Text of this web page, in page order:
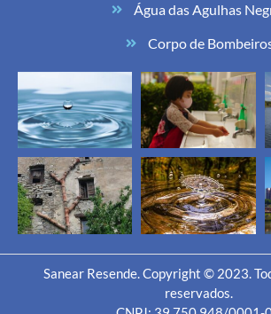
Água das Agulhas
Corpo de
Sanear Resende. Copyright © 2023.
reservados.